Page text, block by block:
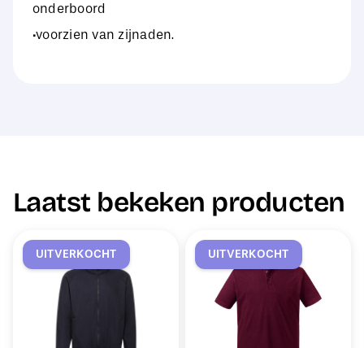
onderboord
·voorzien van zijnaden.
Laatst bekeken producten
UITVERKOCHT UITVERKOCHT